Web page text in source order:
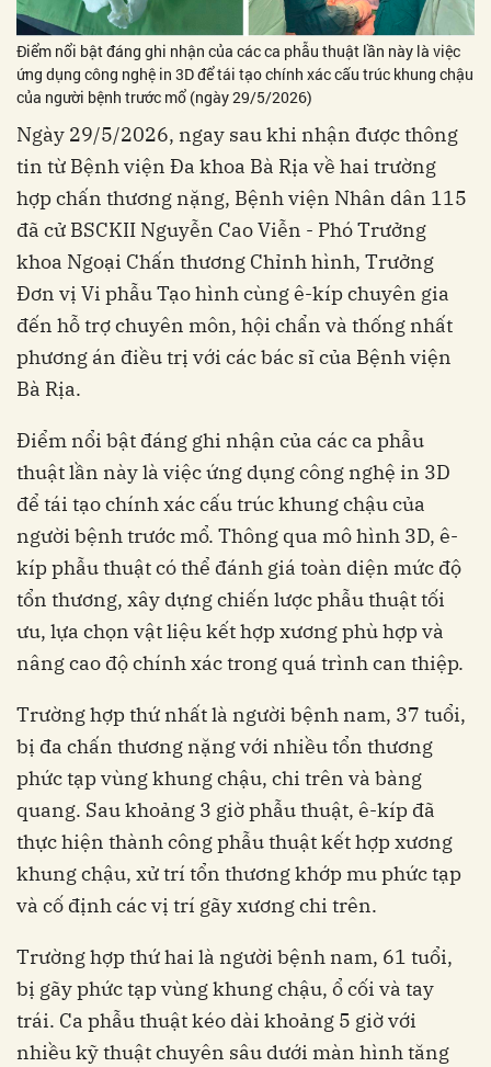
Điểm nổi bật đáng ghi nhận của các ca phẫu thuật lần này là việc
ứng dụng công nghệ in 3D để tái tạo chính xác cấu trúc khung chậu
của người bệnh trước mổ (ngày 29/5/2026)
Ngày 29/5/2026, ngay sau khi nhận được thông
tin từ Bệnh viện Đa khoa Bà Rịa về hai trường
hợp chấn thương nặng, Bệnh viện Nhân dân 115
đã cử BSCKII Nguyễn Cao Viễn - Phó Trưởng
khoa Ngoại Chấn thương Chỉnh hình, Trưởng
Đơn vị Vi phẫu Tạo hình cùng ê-kíp chuyên gia
đến hỗ trợ chuyên môn, hội chẩn và thống nhất
phương án điều trị với các bác sĩ của Bệnh viện
Bà Rịa.
Điểm nổi bật đáng ghi nhận của các ca phẫu
thuật lần này là việc ứng dụng công nghệ in 3D
để tái tạo chính xác cấu trúc khung chậu của
người bệnh trước mổ. Thông qua mô hình 3D, ê-
kíp phẫu thuật có thể đánh giá toàn diện mức độ
tổn thương, xây dựng chiến lược phẫu thuật tối
ưu, lựa chọn vật liệu kết hợp xương phù hợp và
nâng cao độ chính xác trong quá trình can thiệp.
Trường hợp thứ nhất là người bệnh nam, 37 tuổi,
bị đa chấn thương nặng với nhiều tổn thương
phức tạp vùng khung chậu, chi trên và bàng
quang. Sau khoảng 3 giờ phẫu thuật, ê-kíp đã
thực hiện thành công phẫu thuật kết hợp xương
khung chậu, xử trí tổn thương khớp mu phức tạp
và cố định các vị trí gãy xương chi trên.
Trường hợp thứ hai là người bệnh nam, 61 tuổi,
bị gãy phức tạp vùng khung chậu, ổ cối và tay
trái. Ca phẫu thuật kéo dài khoảng 5 giờ với
nhiều kỹ thuật chuyên sâu dưới màn hình tăng